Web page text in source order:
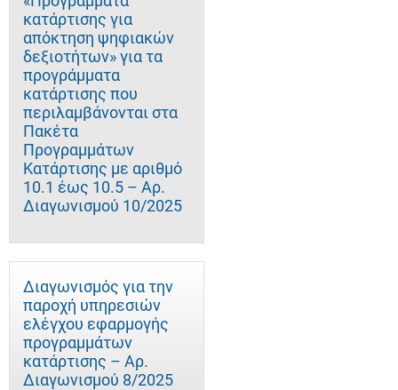
κατάρτισης για
απόκτηση ψηφιακών
δεξιοτήτων» για τα
προγράμματα
κατάρτισης που
περιλαμβάνονται στα
Πακέτα
Προγραμμάτων
Κατάρτισης με αριθμό
10.1 έως 10.5 – Αρ.
Διαγωνισμού 10/2025
Διαγωνισμός για την
παροχή υπηρεσιών
ελέγχου εφαρμογής
προγραμμάτων
κατάρτισης – Αρ.
Διαγωνισμού 8/2025